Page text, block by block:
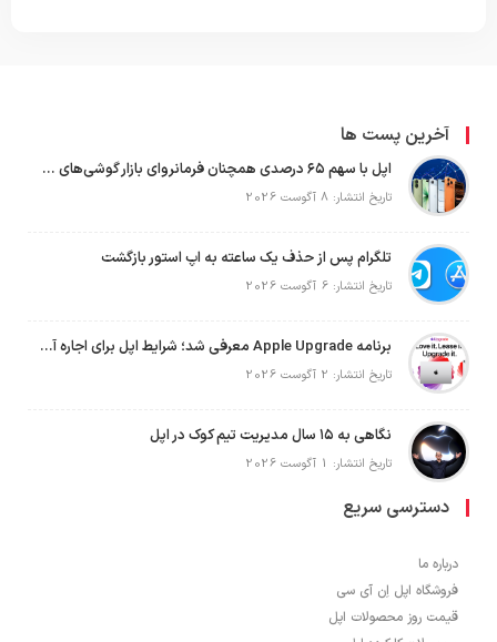
آخرین پست ها
اپل با سهم ۶۵ درصدی همچنان فرمانروای بازار گوشی‌های پریمیوم جهان است
تاریخ انتشار: 8 آگوست 2026
تلگرام پس از حذف یک ساعته به اپ استور بازگشت
تاریخ انتشار: 6 آگوست 2026
برنامه Apple Upgrade معرفی شد؛ شرایط اپل برای اجاره آیفون، آیپد، مک و اپل واچ
تاریخ انتشار: 2 آگوست 2026
نگاهی به ۱۵ سال مدیریت تیم کوک در اپل
تاریخ انتشار: 1 آگوست 2026
دسترسی سریع
درباره ما
فروشگاه اپل اِن آی سی
قیمت روز محصولات اپل